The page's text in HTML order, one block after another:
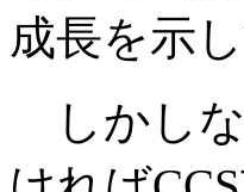
成長を示
しかしな